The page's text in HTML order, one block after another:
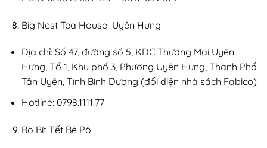
Big Nest Tea House Uyên Hưng
Địa chỉ: Số 47, đường số 5, KDC Thương Mại Uyên
Hưng, Tổ 1, Khu phố 3, Phường Uyên Hưng, Thành Phố
Tân Uyên, Tỉnh Bình Dương (đối diện nhà sách Fabico)
Hotline: 0798.1111.77
Bò Bít Tết Bé Pô